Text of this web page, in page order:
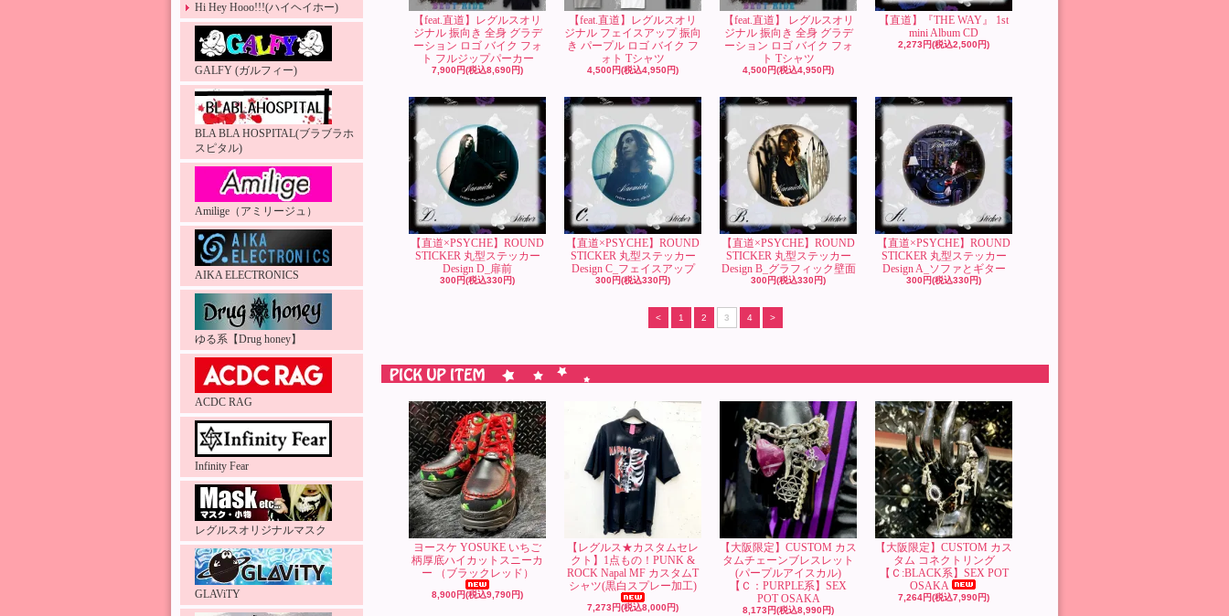
Hi Hey Hooo!!!(ハイヘイホー)
GALFY (ガルフィー)
BLA BLA HOSPITAL(ブラブラホ
スピタル)
Amilige（アミリージュ）
AIKA ELECTRONICS
ゆる系【Drug honey】
ACDC RAG
Infinity Fear
レグルスオリジナルマスク
GLAViTY
【feat.直道】レグルスオリ
ジナル 振向き 全身 グラデ
ーション ロゴ バイク フォ
ト フルジップパーカー
7,900円(税込8,690円)
【feat.直道】レグルスオリ
ジナル フェイスアップ 振向
き パープル ロゴ バイク フ
ォト Tシャツ
4,500円(税込4,950円)
【feat.直道】 レグルスオリ
ジナル 振向き 全身 グラデ
ーション ロゴ バイク フォ
ト Tシャツ
4,500円(税込4,950円)
【直道】『THE WAY』 1st
mini Album CD
2,273円(税込2,500円)
【直道×PSYCHE】ROUND
STICKER 丸型ステッカー
Design D_扉前
300円(税込330円)
【直道×PSYCHE】ROUND
STICKER 丸型ステッカー
Design C_フェイスアップ
300円(税込330円)
【直道×PSYCHE】ROUND
STICKER 丸型ステッカー
Design B_グラフィック壁面
300円(税込330円)
【直道×PSYCHE】ROUND
STICKER 丸型ステッカー
Design A_ソファとギター
300円(税込330円)
< 1 2 3 4 >
ヨースケ YOSUKE いちご
柄厚底ハイカットスニーカ
ー （ブラックレッド）
8,900円(税込9,790円)
【レグルス★カスタムセレ
クト】1点もの！PUNK &
ROCK Napal MF カスタムT
シャツ(黒白スプレー加工)
7,273円(税込8,000円)
【大阪限定】CUSTOM カス
タムチェーンブレスレット
(パープルアイスカル)
【Ｃ：PURPLE系】SEX
POT OSAKA
8,173円(税込8,990円)
【大阪限定】CUSTOM カス
タム コネクトリング
【Ｃ:BLACK系】SEX POT
OSAKA
7,264円(税込7,990円)